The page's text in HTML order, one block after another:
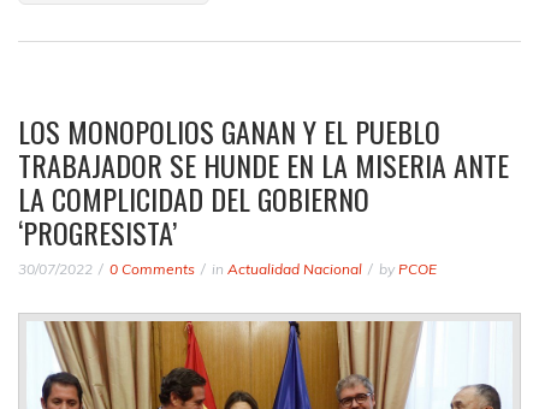
LOS MONOPOLIOS GANAN Y EL PUEBLO
TRABAJADOR SE HUNDE EN LA MISERIA ANTE
LA COMPLICIDAD DEL GOBIERNO
‘PROGRESISTA’
30/07/2022 0 Comments in Actualidad Nacional by PCOE